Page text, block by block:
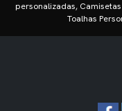
personalizadas,
Toalhas